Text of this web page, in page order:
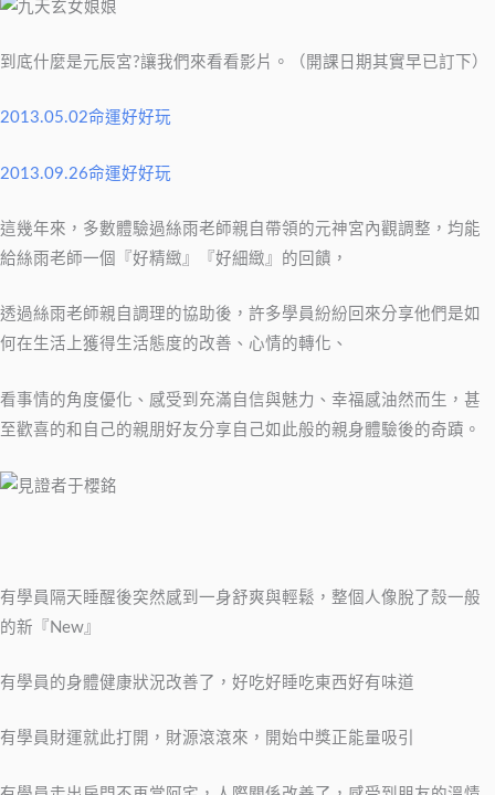
到底什麼是元辰宮?讓我們來看看影片。（開課日期其實早已訂下）
2013.05.02命運好好玩
2013.09.26命運好好玩
這幾年來，多數體驗過絲雨老師親自帶領的元神宮內觀調整，均能
給絲雨老師一個『好精緻』『好細緻』的回饋，
透過絲雨老師親自調理的協助後，許多學員紛紛回來分享他們是如
何在生活上獲得生活態度的改善、心情的轉化、
看事情的角度優化、感受到充滿自信與魅力、幸福感油然而生，甚
至歡喜的和自己的親朋好友分享自己如此般的親身體驗後的奇蹟。
有學員隔天睡醒後突然感到一身舒爽與輕鬆，整個人像脫了殼一般
的新『New』
有學員的身體健康狀況改善了，好吃好睡吃東西好有味道
有學員財運就此打開，財源滾滾來，開始中獎正能量吸引